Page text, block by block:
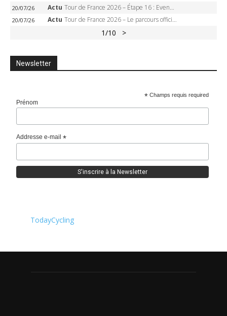
20/07/26 Actu Tour de France 2026 – Étape 16 : Evenepoel, Pogacar, Ganna… qui domptera le chrono d’Évian pour redessiner le podium ?
20/07/26 Actu Tour de France 2026 – Le parcours officiel complet : 21 étapes, profils, carte et dates
1/10 >
Newsletter
* Champs requis required
Prénom
Addresse e-mail*
TodayCycling